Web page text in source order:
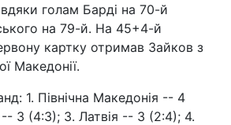
голам Барді на 70-й
на 79-й. На 45+4-й
картку отримав Зайков з
Македонії.
1. Північна Македонія -- 4
-- 3 (4:3); 3. Латвія -- 3 (2:4); 4.